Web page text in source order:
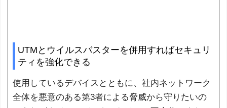
UTMとウイルスバスターを併用すればセキュリ
ティを強化できる
使用しているデバイスとともに、社内ネットワーク
全体を悪意のある第3者による脅威から守りたいの